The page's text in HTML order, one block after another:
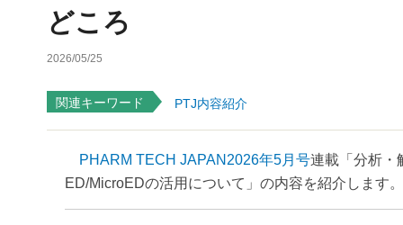
どころ
2026/05/25
関連キーワード PTJ内容紹介
PHARM TECH JAPAN2026年5月号連載「分析・
ED/MicroEDの活用について」の内容を紹介します。